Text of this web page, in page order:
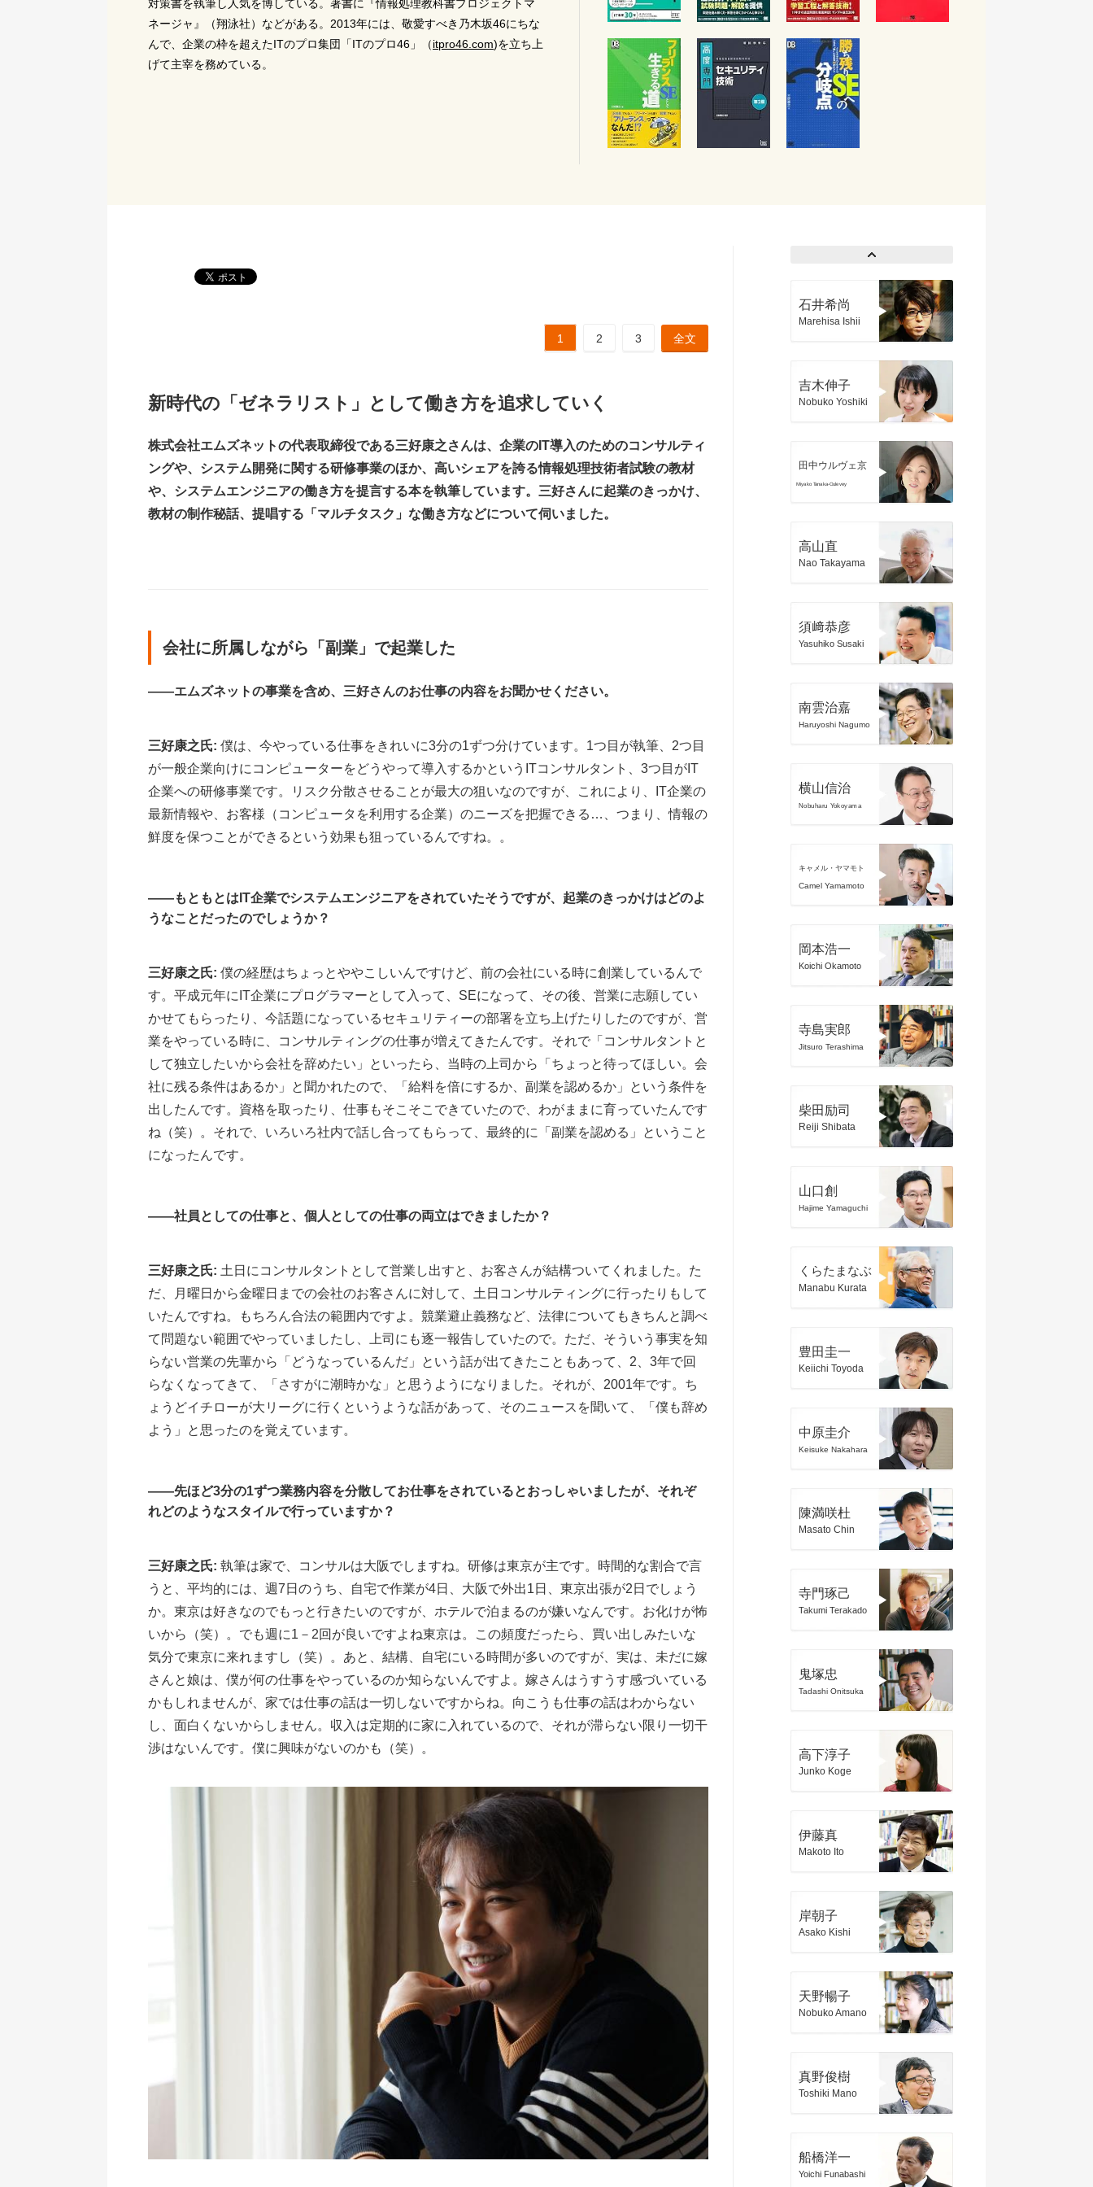
対策書を執筆し人気を博している。著書に『情報処理教科書プロジェクトマ
ネージャ』（翔泳社）などがある。2013年には、敬愛すべき乃木坂46にちな
んで、企業の枠を超えたITのプロ集団「ITのプロ46」（itpro46.com)を立ち上
げて主宰を務めている。
1 2 3 全文
新時代の「ゼネラリスト」として働き方を追求していく
株式会社エムズネットの代表取締役である三好康之さんは、企業のIT導入のためのコンサルティ
ングや、システム開発に関する研修事業のほか、高いシェアを誇る情報処理技術者試験の教材
や、システムエンジニアの働き方を提言する本を執筆しています。三好さんに起業のきっかけ、
教材の制作秘話、提唱する「マルチタスク」な働き方などについて伺いました。
会社に所属しながら「副業」で起業した
――エムズネットの事業を含め、三好さんのお仕事の内容をお聞かせください。
三好康之氏: 僕は、今やっている仕事をきれいに3分の1ずつ分けています。1つ目が執筆、2つ目
が一般企業向けにコンピューターをどうやって導入するかというITコンサルタント、3つ目がIT
企業への研修事業です。リスク分散させることが最大の狙いなのですが、これにより、IT企業の
最新情報や、お客様（コンピュータを利用する企業）のニーズを把握できる…、つまり、情報の
鮮度を保つことができるという効果も狙っているんですね。。
――もともとはIT企業でシステムエンジニアをされていたそうですが、起業のきっかけはどのよ
うなことだったのでしょうか？
三好康之氏: 僕の経歴はちょっとややこしいんですけど、前の会社にいる時に創業しているんで
す。平成元年にIT企業にプログラマーとして入って、SEになって、その後、営業に志願してい
かせてもらったり、今話題になっているセキュリティーの部署を立ち上げたりしたのですが、営
業をやっている時に、コンサルティングの仕事が増えてきたんです。それで「コンサルタントと
して独立したいから会社を辞めたい」といったら、当時の上司から「ちょっと待ってほしい。会
社に残る条件はあるか」と聞かれたので、「給料を倍にするか、副業を認めるか」という条件を
出したんです。資格を取ったり、仕事もそこそこできていたので、わがままに育っていたんです
ね（笑）。それで、いろいろ社内で話し合ってもらって、最終的に「副業を認める」ということ
になったんです。
――社員としての仕事と、個人としての仕事の両立はできましたか？
三好康之氏: 土日にコンサルタントとして営業し出すと、お客さんが結構ついてくれました。た
だ、月曜日から金曜日までの会社のお客さんに対して、土日コンサルティングに行ったりもして
いたんですね。もちろん合法の範囲内ですよ。競業避止義務など、法律についてもきちんと調べ
て問題ない範囲でやっていましたし、上司にも逐一報告していたので。ただ、そういう事実を知
らない営業の先輩から「どうなっているんだ」という話が出てきたこともあって、2、3年で回
らなくなってきて、「さすがに潮時かな」と思うようになりました。それが、2001年です。ち
ょうどイチローが大リーグに行くというような話があって、そのニュースを聞いて、「僕も辞め
よう」と思ったのを覚えています。
――先ほど3分の1ずつ業務内容を分散してお仕事をされているとおっしゃいましたが、それぞ
れどのようなスタイルで行っていますか？
三好康之氏: 執筆は家で、コンサルは大阪でしますね。研修は東京が主です。時間的な割合で言
うと、平均的には、週7日のうち、自宅で作業が4日、大阪で外出1日、東京出張が2日でしょう
か。東京は好きなのでもっと行きたいのですが、ホテルで泊まるのが嫌いなんです。お化けが怖
いから（笑）。でも週に1－2回が良いですよね東京は。この頻度だったら、買い出しみたいな
気分で東京に来れますし（笑）。あと、結構、自宅にいる時間が多いのですが、実は、未だに嫁
さんと娘は、僕が何の仕事をやっているのか知らないんですよ。嫁さんはうすうす感づいている
かもしれませんが、家では仕事の話は一切しないですからね。向こうも仕事の話はわからない
し、面白くないからしません。収入は定期的に家に入れているので、それが滞らない限り一切干
渉はないんです。僕に興味がないのかも（笑）。
石井希尚
Marehisa Ishii
吉木伸子
Nobuko Yoshiki
田中ウルヴェ京
Miyako Tanaka-Oulevey
高山直
Nao Takayama
須﨑恭彦
Yasuhiko Susaki
南雲治嘉
Haruyoshi Nagumo
横山信治
Nobuharu Yokoyama
キャメル・ヤマモト
Camel Yamamoto
岡本浩一
Koichi Okamoto
寺島実郎
Jitsuro Terashima
柴田励司
Reiji Shibata
山口創
Hajime Yamaguchi
くらたまなぶ
Manabu Kurata
豊田圭一
Keiichi Toyoda
中原圭介
Keisuke Nakahara
陳満咲杜
Masato Chin
寺門琢己
Takumi Terakado
鬼塚忠
Tadashi Onitsuka
高下淳子
Junko Koge
伊藤真
Makoto Ito
岸朝子
Asako Kishi
天野暢子
Nobuko Amano
真野俊樹
Toshiki Mano
船橋洋一
Yoichi Funabashi